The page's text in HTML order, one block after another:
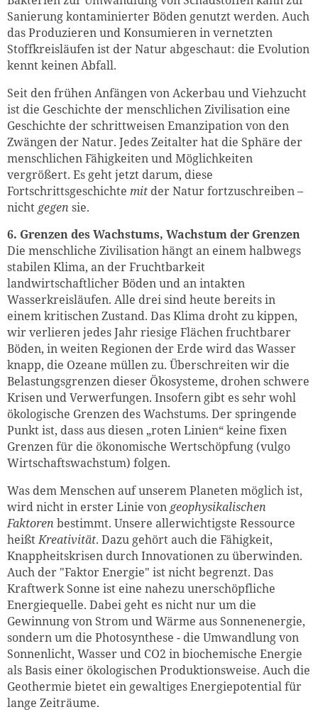
Sanierung kontaminierter Böden genutzt werden. Auch
das Produzieren und Konsumieren in vernetzten
Stoffkreisläufen ist der Natur abgeschaut: die Evolution
kennt keinen Abfall.
Seit den frühen Anfängen von Ackerbau und Viehzucht
ist die Geschichte der menschlichen Zivilisation eine
Geschichte der schrittweisen Emanzipation von den
Zwängen der Natur. Jedes Zeitalter hat die Sphäre der
menschlichen Fähigkeiten und Möglichkeiten
vergrößert. Es geht jetzt darum, diese
Fortschrittsgeschichte mit der Natur fortzuschreiben –
nicht gegen sie.
6. Grenzen des Wachstums, Wachstum der Grenzen
Die menschliche Zivilisation hängt an einem halbwegs
stabilen Klima, an der Fruchtbarkeit
landwirtschaftlicher Böden und an intakten
Wasserkreisläufen. Alle drei sind heute bereits in
einem kritischen Zustand. Das Klima droht zu kippen,
wir verlieren jedes Jahr riesige Flächen fruchtbarer
Böden, in weiten Regionen der Erde wird das Wasser
knapp, die Ozeane müllen zu. Überschreiten wir die
Belastungsgrenzen dieser Ökosysteme, drohen schwere
Krisen und Verwerfungen. Insofern gibt es sehr wohl
ökologische Grenzen des Wachstums. Der springende
Punkt ist, dass aus diesen „roten Linien“ keine fixen
Grenzen für die ökonomische Wertschöpfung (vulgo
Wirtschaftswachstum) folgen.
Was dem Menschen auf unserem Planeten möglich ist,
wird nicht in erster Linie von geophysikalischen
Faktoren bestimmt. Unsere allerwichtigste Ressource
heißtKreativität. Dazu gehört auch die Fähigkeit,
Knappheitskrisen durch Innovationen zu überwinden.
Auch der "Faktor Energie" ist nicht begrenzt. Das
Kraftwerk Sonne ist eine nahezu unerschöpfliche
Energiequelle. Dabei geht es nicht nur um die
Gewinnung von Strom und Wärme aus Sonnenenergie,
sondern um die Photosynthese - die Umwandlung von
Sonnenlicht, Wasser und CO2 in biochemische Energie
als Basis einer ökologischen Produktionsweise. Auch die
Geothermie bietet ein gewaltiges Energiepotential für
lange Zeiträume.